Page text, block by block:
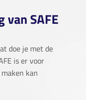
SAFE
doe je met de
is er voor
kan